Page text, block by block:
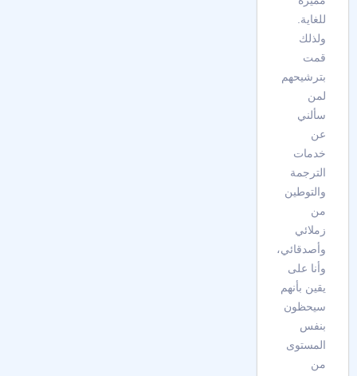
للغاية.
ولذلك
قمت
بترشيحهم
لمن
سألني
عن
خدمات
الترجمة
والتوطين
من
زملائي
وأصدقائي،
وأنا على
يقين بأنهم
سيحظون
بنفس
المستوى
من